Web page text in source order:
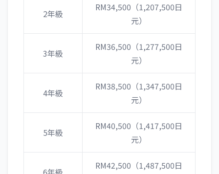
2年級
RM34,500（1,207,500日
元）
3年級
RM36,500（1,277,500日
元）
4年級
RM38,500（1,347,500日
元）
5年級
RM40,500（1,417,500日
元）
RM42,500（1,487,500日